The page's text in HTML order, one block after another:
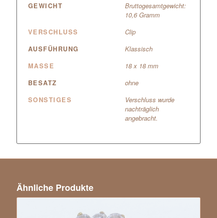
GEWICHT
Bruttogesamtgewicht:
10,6 Gramm
VERSCHLUSS
Clip
AUSFÜHRUNG
Klassisch
MASSE
18 x 18 mm
BESATZ
ohne
SONSTIGES
Verschluss wurde
nachträglich
angebracht.
Ähnliche Produkte